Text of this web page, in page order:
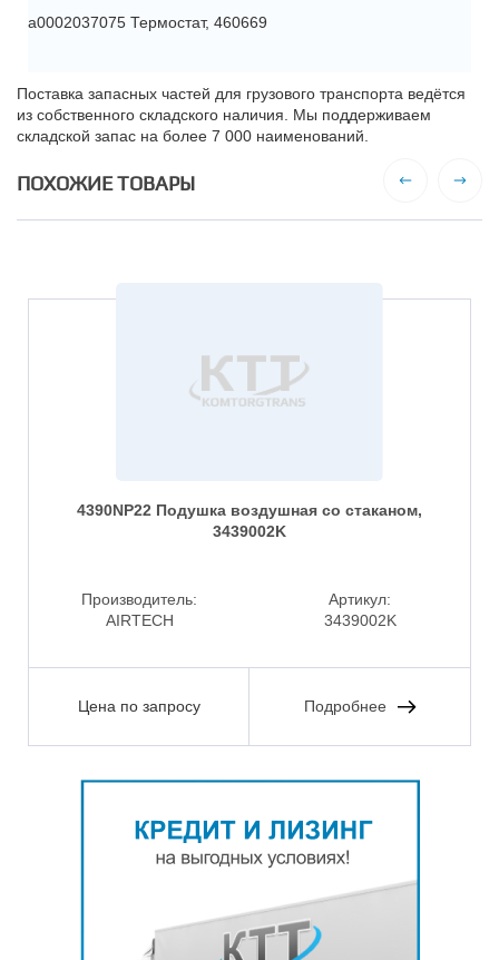
a0002037075 Термостат, 460669
Поставка запасных частей для грузового транспорта ведётся
из собственного складского наличия. Мы поддерживаем
складской запас на более 7 000 наименований.
ПОХОЖИЕ ТОВАРЫ
4390NP22 Подушка воздушная со стаканом,
3439002K
Производитель:
AIRTECH
Артикул:
3439002K
Цена по запросу Подробнее